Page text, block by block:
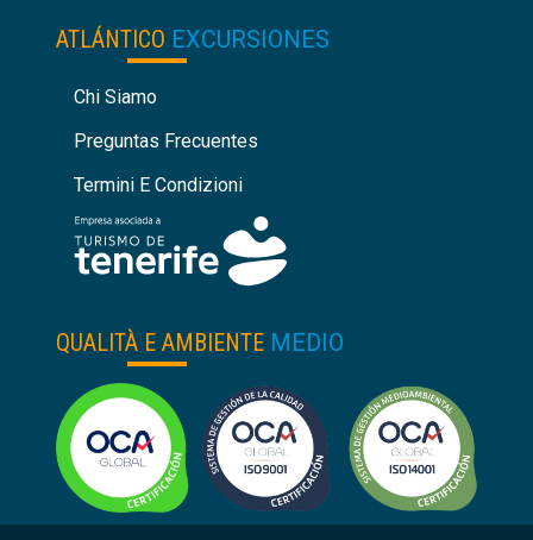
ATLÁNTICO EXCURSIONES
Chi Siamo
Preguntas Frecuentes
Termini E Condizioni
QUALITÀ E AMBIENTE MEDIO